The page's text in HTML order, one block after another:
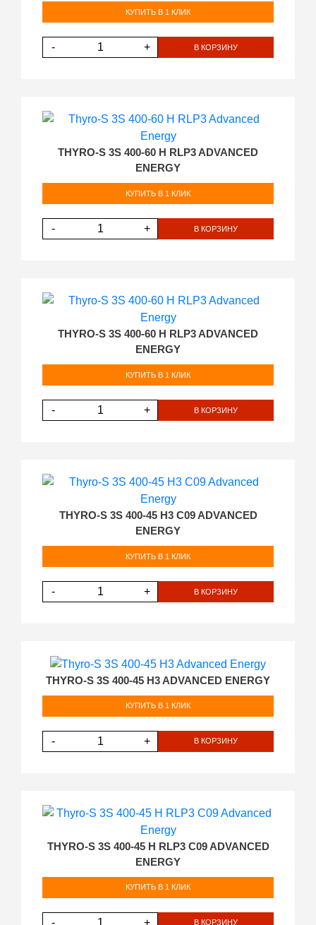
КУПИТЬ В 1 КЛИК
- + В КОРЗИНУ
THYRO-S 3S 400-60 H RLP3 ADVANCED
ENERGY
КУПИТЬ В 1 КЛИК
- + В КОРЗИНУ
THYRO-S 3S 400-60 H RLP3 ADVANCED
ENERGY
КУПИТЬ В 1 КЛИК
- + В КОРЗИНУ
THYRO-S 3S 400-45 H3 C09 ADVANCED
ENERGY
КУПИТЬ В 1 КЛИК
- + В КОРЗИНУ
THYRO-S 3S 400-45 H3 ADVANCED ENERGY
КУПИТЬ В 1 КЛИК
- + В КОРЗИНУ
THYRO-S 3S 400-45 H RLP3 C09 ADVANCED
ENERGY
КУПИТЬ В 1 КЛИК
- + В КОРЗИНУ